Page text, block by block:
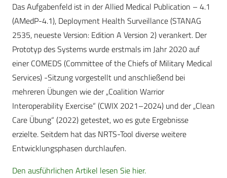
Das Aufgabenfeld ist in der Allied Medical Publication – 4.1
(AMedP-4.1), Deployment Health Surveillance (STANAG
2535, neueste Version: Edition A Version 2) verankert. Der
Prototyp des Systems wurde erstmals im Jahr 2020 auf
einer COMEDS (Committee of the Chiefs of Military Medical
Services) -Sitzung vorgestellt und anschließend bei
mehreren Übungen wie der „Coalition Warrior
Interoperability Exercise“ (CWIX 2021–2024) und der „Clean
Care Übung“ (2022) getestet, wo es gute Ergebnisse
erzielte. Seitdem hat das NRTS-Tool diverse weitere
Entwicklungsphasen durchlaufen.
Den ausführlichen Artikel lesen Sie hier.